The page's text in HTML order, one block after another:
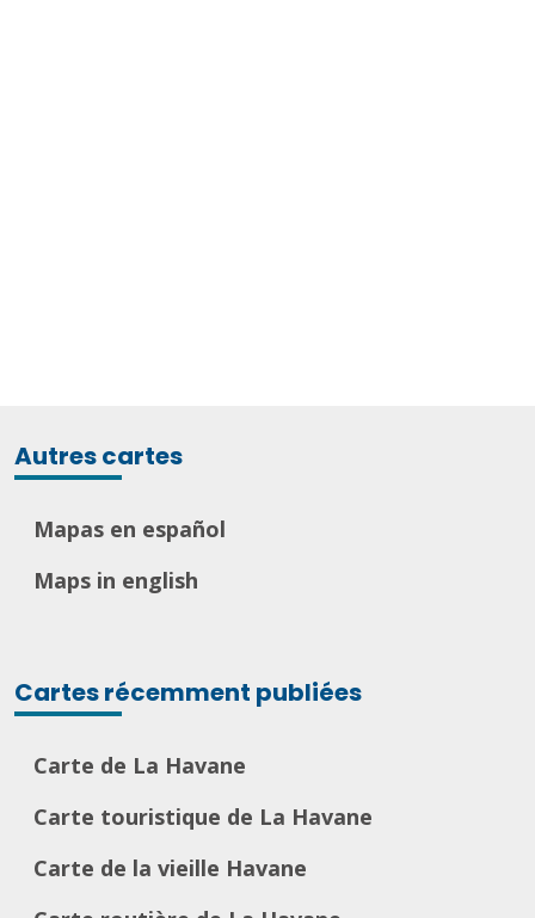
Autres cartes
Mapas en español
Maps in english
Cartes récemment publiées
Carte de La Havane
Carte touristique de La Havane
Carte de la vieille Havane